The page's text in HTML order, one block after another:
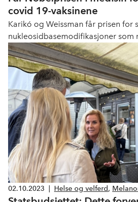
covid 19-vaksinene
Karikó og Weissman får prisen for
nukleosidbasemodifikasjoner
utviklingen av effektive mRNA-
02.10.2023 Helse og velferd,
Barnehager